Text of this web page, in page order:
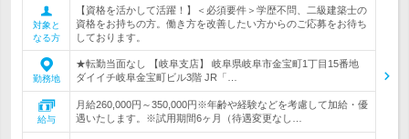
対象と
なる方
【資格を活かして活躍！】＜必須要件＞学歴不問、二級建築士の
資格をお持ちの方。働き方を改善したい方からのご応募をお待ち
しております。
勤務地
★転勤当面なし 【岐阜支店】 岐阜県岐阜市金宝町1丁目15番地
ダイイチ岐阜金宝町ビル3階 JR「…
給与
月給260,000円～350,000円※年齢や経験などを考慮して加給・優
遇いたします。※試用期間6ヶ月（待遇変更なし…